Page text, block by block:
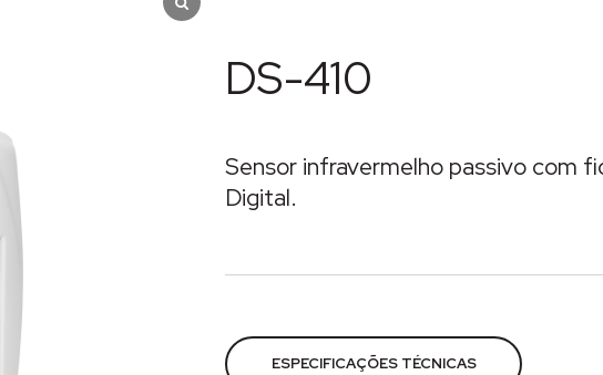
DS-410
Sensor infravermelho passivo com
Digital.
ESPECIFICAÇÕES TÉCNICAS